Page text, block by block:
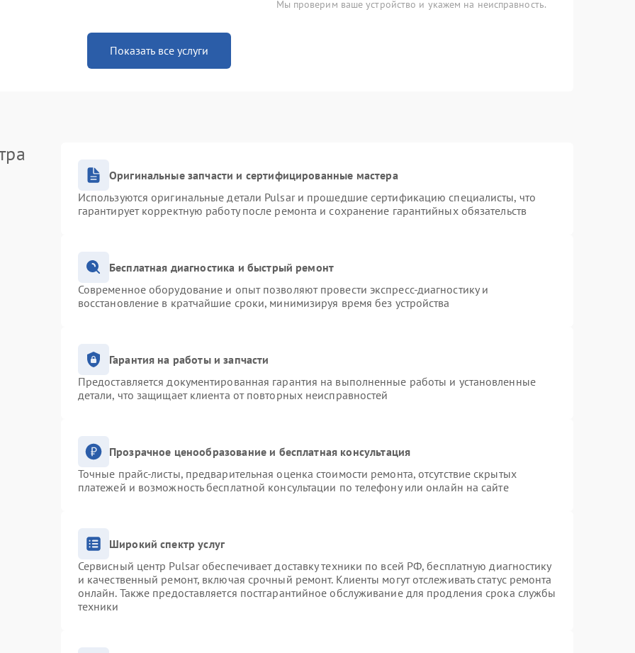
Мы проверим ваше устройство и укажем на неисправность.
Показать все услуги
Оригинальные запчасти и сертифицированные мастера
Используются оригинальные детали Pulsar и прошедшие сертификацию специалисты, что
гарантирует корректную работу после ремонта и сохранение гарантийных обязательств
Бесплатная диагностика и быстрый ремонт
Современное оборудование и опыт позволяют провести экспресс-диагностику и
восстановление в кратчайшие сроки, минимизируя время без устройства
Гарантия на работы и запчасти
Предоставляется документированная гарантия на выполненные работы и установленные
детали, что защищает клиента от повторных неисправностей
Прозрачное ценообразование и бесплатная консультация
Точные прайс-листы, предварительная оценка стоимости ремонта, отсутствие скрытых
платежей и возможность бесплатной консультации по телефону или онлайн на сайте
Широкий спектр услуг
Сервисный центр Pulsar обеспечивает доставку техники по всей РФ, бесплатную диагностику
и качественный ремонт, включая срочный ремонт. Клиенты могут отслеживать статус ремонта
онлайн. Также предоставляется постгарантийное обслуживание для продления срока службы
техники